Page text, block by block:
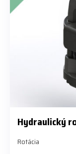
Hydraulický
Rotácia